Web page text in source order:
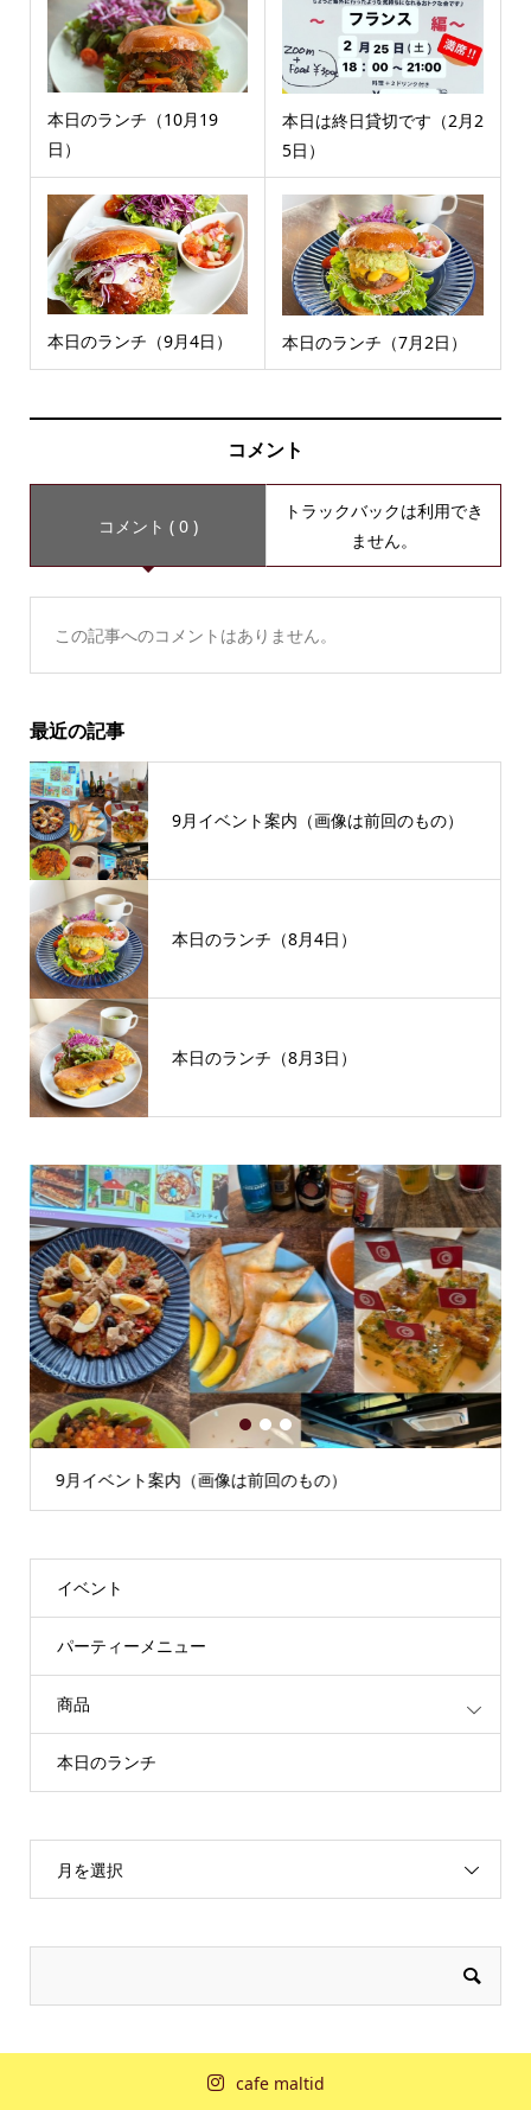
本日のランチ（10月19
日）
本日は終日貸切です（2月2
5日）
本日のランチ（9月4日） 本日のランチ（7月2日）
コメント
コメント ( 0 )
トラックバックは利用でき
ません。
この記事へのコメントはありません。
最近の記事
9月イベント案内（画像は前回のもの）
本日のランチ（8月4日）
本日のランチ（8月3日）
9月イベント案内（画像は前回のもの）
1 2 3
イベント
パーティーメニュー
商品
本日のランチ
月を選択
cafe maltid